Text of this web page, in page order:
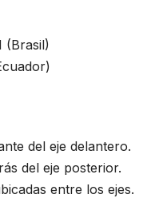
(Brasil)
del eje delantero.
del eje posterior.
entre los ejes.